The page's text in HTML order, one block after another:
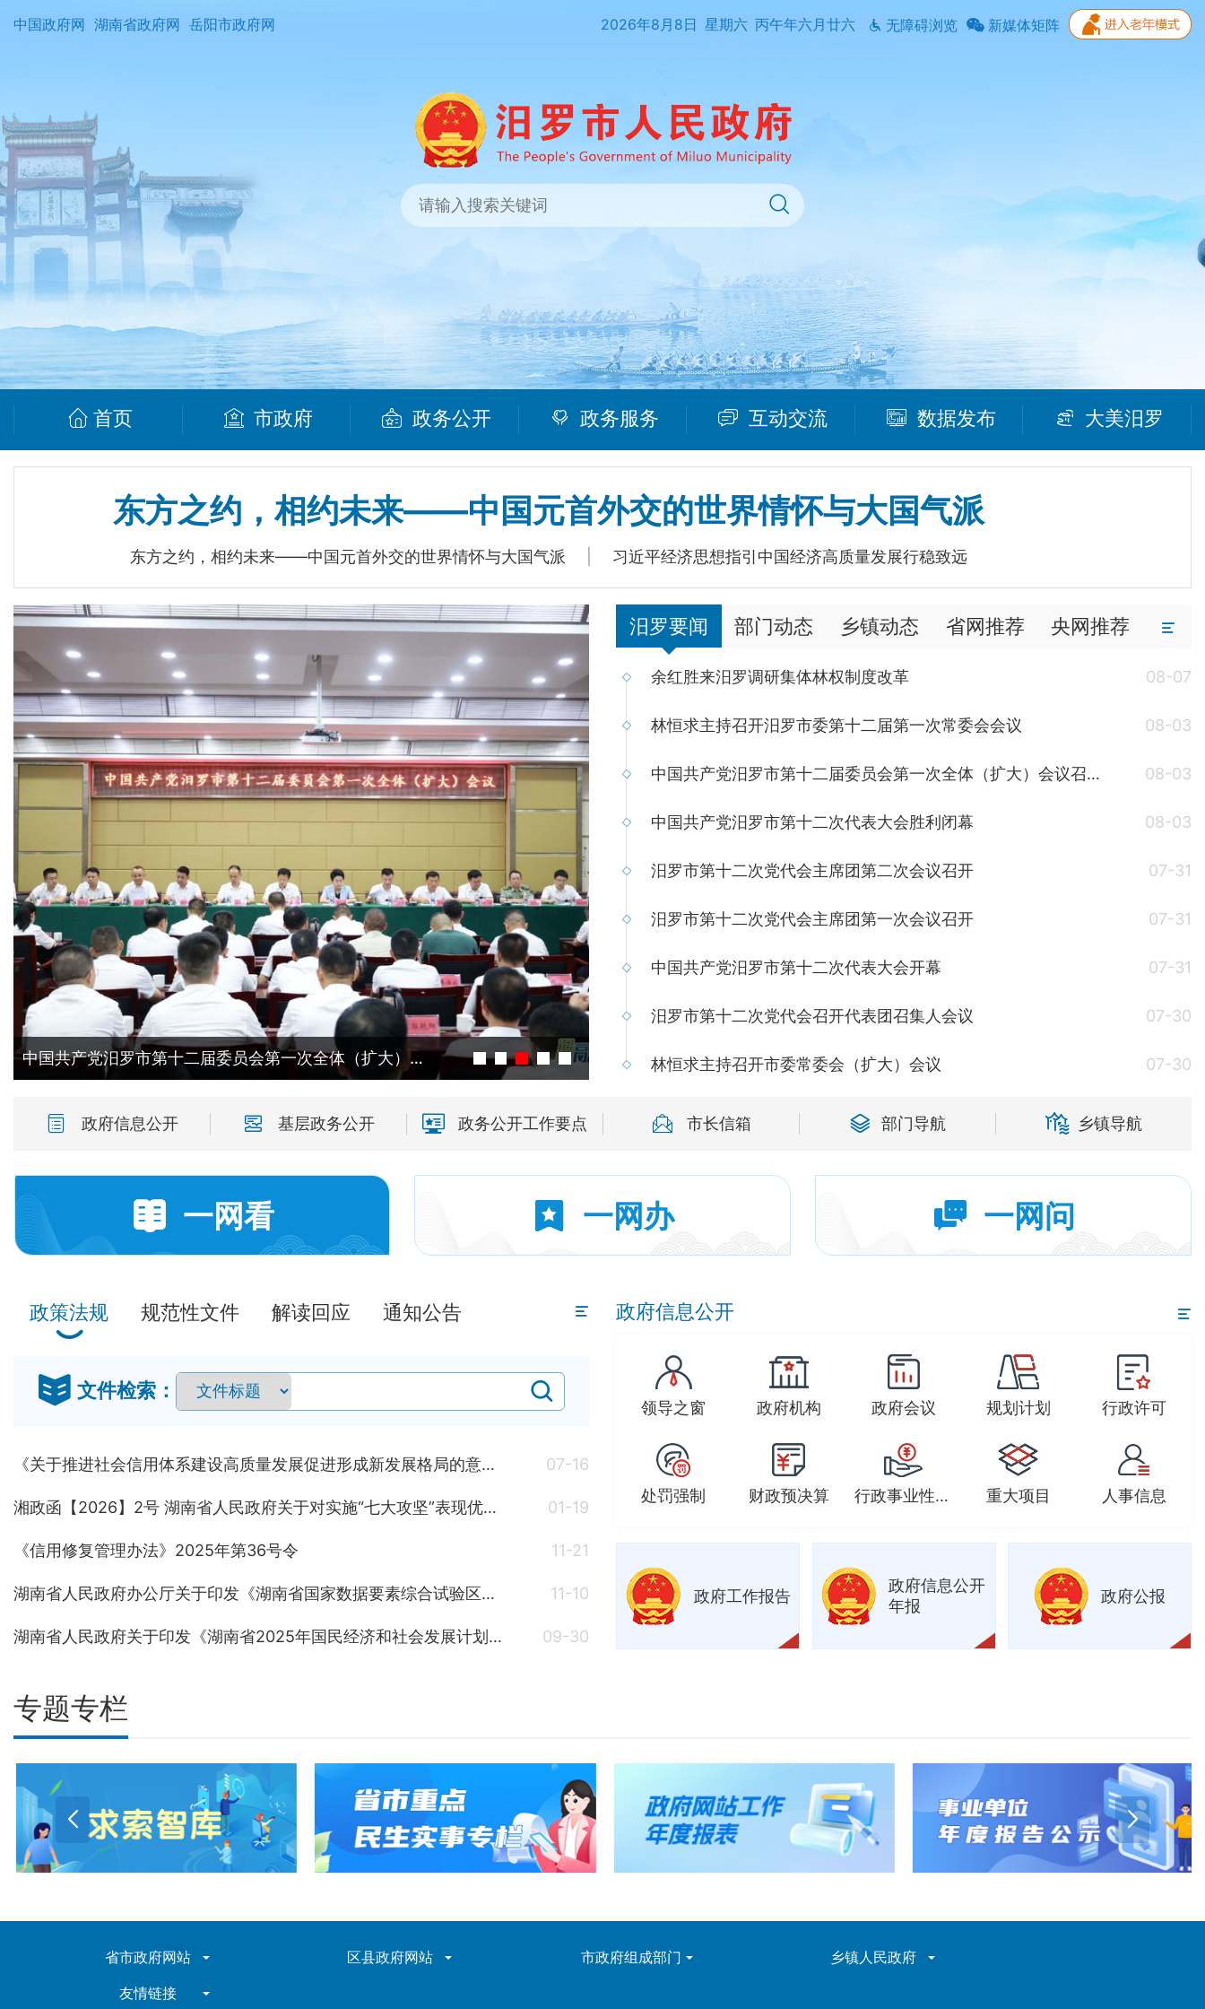
中国政府网 湖南省政府网 岳阳市政府网 2026年8月8日 星期六 丙午年六月廿六 无障碍浏览 新媒体矩阵
首页 市政府 政务公开 政务服务 互动交流 数据发布 大美汨罗
东方之约，相约未来——中国元首外交的世界情怀与大国气派
东方之约，相约未来——中国元首外交的世界情怀与大国气派 习近平经济思想指引中国经济高质量发展行稳致远
中国共产党汨罗市第十二届委员会第一次全体（扩大）会议召开 林恒求当选市委书记
汨罗要闻 部门动态 乡镇动态 省网推荐 央网推荐
余红胜来汨罗调研集体林权制度改革 08-07
林恒求主持召开汨罗市委第十二届第一次常委会会议 08-03
中国共产党汨罗市第十二届委员会第一次全体（扩大）会议召开 林恒求当选市委书记 08-03
中国共产党汨罗市第十二次代表大会胜利闭幕 08-03
汨罗市第十二次党代会主席团第二次会议召开 07-31
汨罗市第十二次党代会主席团第一次会议召开 07-31
中国共产党汨罗市第十二次代表大会开幕 07-31
汨罗市第十二次党代会召开代表团召集人会议 07-30
林恒求主持召开市委常委会（扩大）会议 07-30
政府信息公开 基层政务公开 政务公开工作要点 市长信箱 部门导航 乡镇导航
一网看 一网办 一网问
政策法规 规范性文件 解读回应 通知公告
文件检索：
《关于推进社会信用体系建设高质量发展促进形成新发展格局的意见》 07-16
湘政函【2026】2号 湖南省人民政府关于对实施“七大攻坚”表现优异单位予以表扬的通报 01-19
《信用修复管理办法》2025年第36号令 11-21
湖南省人民政府办公厅关于印发《湖南省国家数据要素综合试验区建设方案（2025—2027年）》的通知 11-10
湖南省人民政府关于印发《湖南省2025年国民经济和社会发展计划》的通知 09-30
政府信息公开
领导之窗 政府机构 政府会议 规划计划 行政许可
处罚强制 财政预决算 行政事业性收费 重大项目 人事信息
政府工作报告
政府信息公开
年报
政府公报
专题专栏
省市政府网站 区县政府网站 市政府组成部门
乡镇人民政府
友情链接